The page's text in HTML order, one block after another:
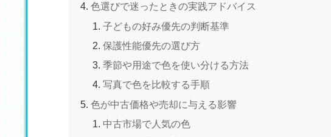
色選びで迷ったときの実践アドバイス
子どもの好み優先の判断基準
保護性能優先の選び方
季節や用途で色を使い分ける方法
写真で色を比較する手順
色が中古価格や売却に与える影響
中古市場で人気の色